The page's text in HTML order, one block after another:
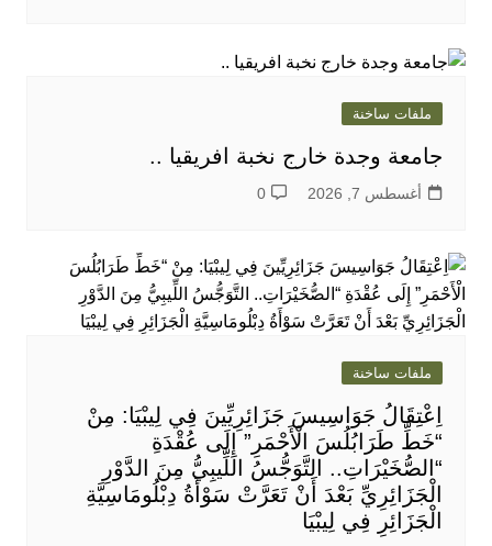
ملفات ساخنة
جامعة وجدة خارج نخبة افريقيا ..
أغسطس 7, 2026 0
ملفات ساخنة
اِعْتِقَالُ جَوَاسِيسَ جَزَائِرِيِّينَ فِي لِيبْيَا: مِنْ
“خَطِّ طَرَابُلُسَ الْأَحْمَرِ” إِلَى عُقْدَةِ
“الصُّخَيْرَاتِ.. التَّوَجُّسُ اللِّيبِيُّ مِنَ الدَّوْرِ
الْجَزَائِرِيِّ بَعْدَ أَنْ تَعَرَّتْ سَوْأَةُ دِبْلُومَاسِيَّةِ
الْجَزَائِرِ فِي لِيبْيَا